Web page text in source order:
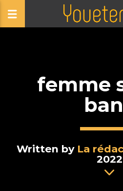
femme
Written by La
2022